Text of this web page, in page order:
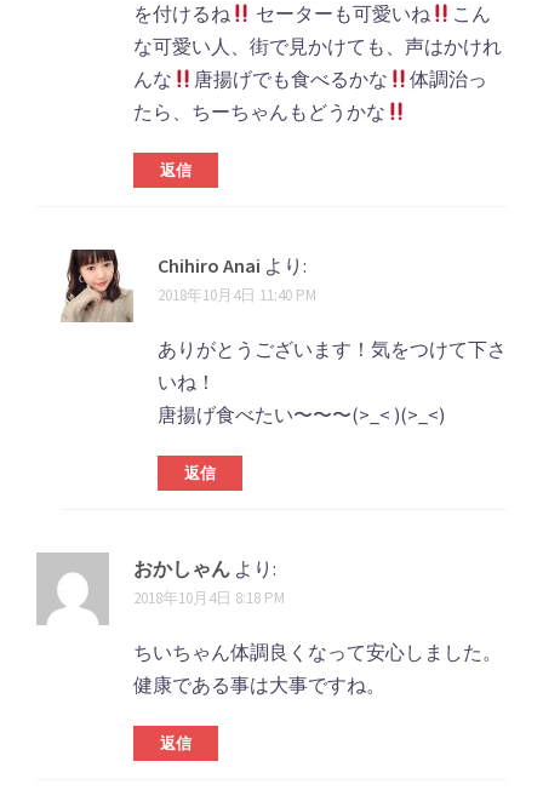
を付けるね
セーターも可愛いね
こん
な可愛い人、街で見かけても、声はかけれ
んな
唐揚げでも食べるかな
体調治っ
たら、ちーちゃんもどうかな
返信
Chihiro Anai より:
2018年10月4日 11:40 PM
ありがとうございます！気をつけて下さ
いね！
唐揚げ食べたい〜〜〜(>_< )(>_<)
返信
おかしゃん より:
2018年10月4日 8:18 PM
ちいちゃん体調良くなって安心しました。
健康である事は大事ですね。
返信